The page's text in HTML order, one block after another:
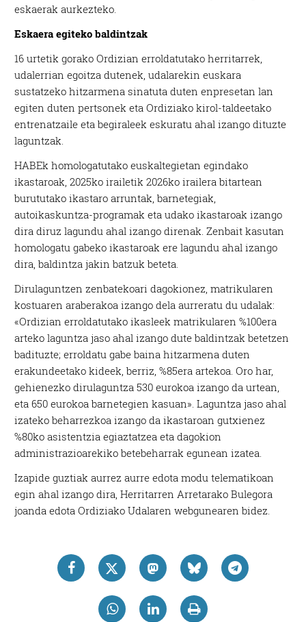
eskaerak aurkezteko.
Eskaera egiteko baldintzak
16 urtetik gorako Ordizian erroldatutako herritarrek,
udalerrian egoitza dutenek, udalarekin euskara
sustatzeko hitzarmena sinatuta duten enpresetan lan
egiten duten pertsonek eta Ordiziako kirol-taldeetako
entrenatzaile eta begiraleek eskuratu ahal izango dituzte
laguntzak.
HABEk homologatutako euskaltegietan egindako
ikastaroak, 2025ko irailetik 2026ko irailera bitartean
burututako ikastaro arruntak, barnetegiak,
autoikaskuntza-programak eta udako ikastaroak izango
dira diruz lagundu ahal izango direnak. Zenbait kasutan
homologatu gabeko ikastaroak ere lagundu ahal izango
dira, baldintza jakin batzuk beteta.
Dirulaguntzen zenbatekoari dagokionez, matrikularen
kostuaren araberakoa izango dela aurreratu du udalak:
«Ordizian erroldatutako ikasleek matrikularen %100era
arteko laguntza jaso ahal izango dute baldintzak betetzen
badituzte; erroldatu gabe baina hitzarmena duten
erakundeetako kideek, berriz, %85era artekoa. Oro har,
gehienezko dirulaguntza 530 eurokoa izango da urtean,
eta 650 eurokoa barnetegien kasuan». Laguntza jaso ahal
izateko beharrezkoa izango da ikastaroan gutxienez
%80ko asistentzia egiaztatzea eta dagokion
administrazioarekiko betebeharrak egunean izatea.
Izapide guztiak aurrez aurre edota modu telematikoan
egin ahal izango dira, Herritarren Arretarako Bulegora
joanda edota Ordiziako Udalaren webgunearen bidez.